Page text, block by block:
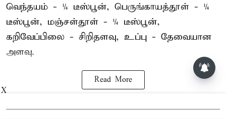
வெந்தயம் - ¼ டீஸ்பூன், பெருங்காயத்தூள் - ¼
டீஸ்பூன், மஞ்சள்தூள் - ¼ டீஸ்பூன்,
கறிவேப்பிலை - சிறிதளவு, உப்பு - தேவையான
அளவு.
Read More
X